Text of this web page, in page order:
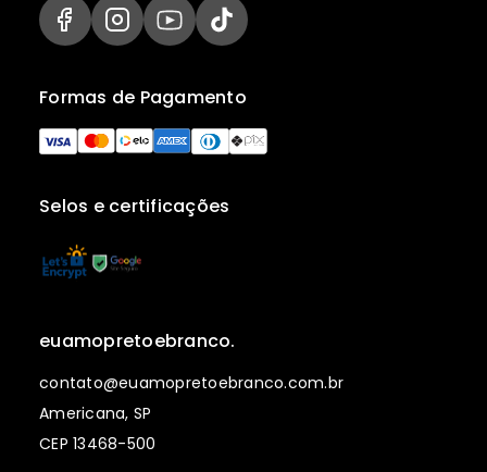
Selos e certificações
Formas de Pagamento
euamopretoebranco.
contato@euamopretoebranco.com.br
Americana, SP
CEP 13468-500